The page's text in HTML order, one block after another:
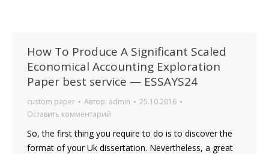
How To Produce A Significant Scaled
Economical Accounting Exploration
Paper best service — ESSAYS24
custom paper Автор: admin
25.10.2016
Оставить комментарий
So, the first thing you require to do is to discover the
format of your Uk dissertation. Nevertheless, a great